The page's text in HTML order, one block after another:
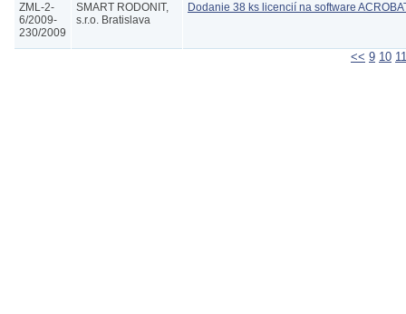
ZML-2-
6/2009-
230/2009
SMART RODONIT,
s.r.o. Bratislava
Dodanie 38 ks licencií na software
<< 9 10 11